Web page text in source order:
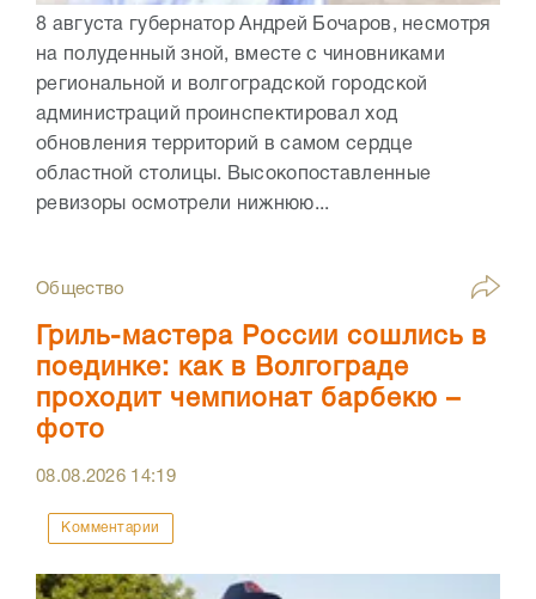
8 августа губернатор Андрей Бочаров, несмотря
на полуденный зной, вместе с чиновниками
региональной и волгоградской городской
администраций проинспектировал ход
обновления территорий в самом сердце
областной столицы. Высокопоставленные
ревизоры осмотрели нижнюю...
Общество
Гриль-мастера России сошлись в
поединке: как в Волгограде
проходит чемпионат барбекю –
фото
08.08.2026 14:19
Комментарии